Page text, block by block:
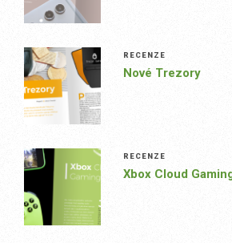
RECENZE
Nové Trezory
RECENZE
Xbox Cloud